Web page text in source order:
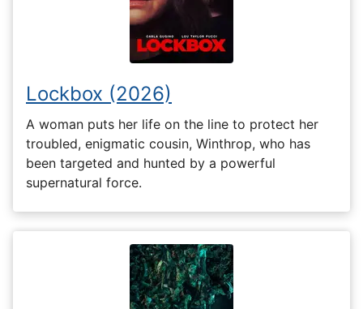
Lockbox (2026)
A woman puts her life on the line to protect her
troubled, enigmatic cousin, Winthrop, who has
been targeted and hunted by a powerful
supernatural force.